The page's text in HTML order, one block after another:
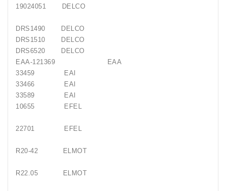
19024051 DELCO
DRS1490 DELCO
DRS1510 DELCO
DRS6520 DELCO
EAA-121369 EAA
33459 EAI
33466 EAI
33589 EAI
10655 EFEL
22701 EFEL
R20-42 ELMOT
R22.05 ELMOT